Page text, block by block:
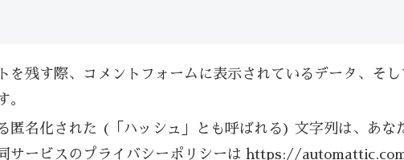
を残す際、コメントフォームに表示されているデータ、そ
。
匿名化された (「ハッシュ」とも呼ばれる) 文字列は、あ
サービスのプライバシーポリシーは https://